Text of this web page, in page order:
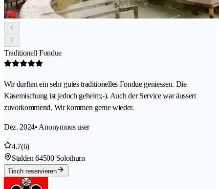
Traditionell Fondue
Wir durften ein sehr gutes traditionelles Fondue geniessen. Die
Käsemischung ist jedoch geheim;-). Auch der Service war äussert
zuvorkommend. Wir kommen gerne wieder.
Dez. 2024• Anonymous user
4.7(6)
Stalden 64500 Solothurn
Tisch reservieren